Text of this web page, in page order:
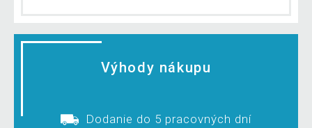
Výhody nákupu
Dodanie do 5 pracovných dní